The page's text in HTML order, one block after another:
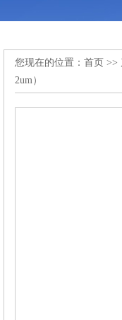
您现在的位置： 首页 >>
2um）